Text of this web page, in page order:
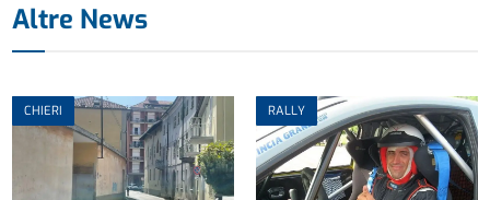
Altre News
CHIERI RALLY